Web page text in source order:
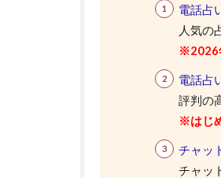
電話占
人気の
※2026
電話占
評判の
※はじ
チャッ
チャッ